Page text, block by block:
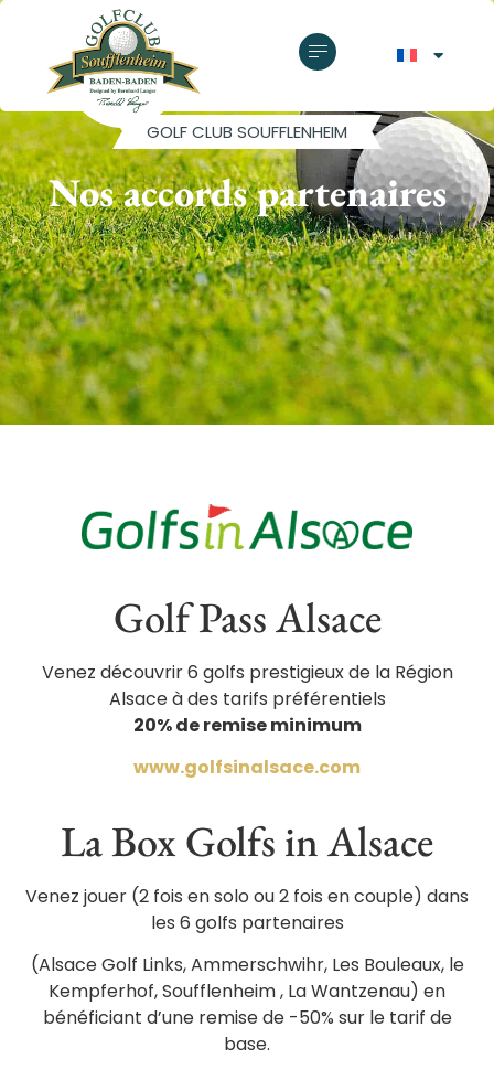
GOLF CLUB SOUFFLENHEIM
Nos accords partenaires
Golf Pass Alsace
Venez découvrir 6 golfs prestigieux de la Région
Alsace à des tarifs préférentiels
20% de remise minimum
www.golfsinalsace.com
La Box Golfs in Alsace
Venez jouer (2 fois en solo ou 2 fois en couple) dans
les 6 golfs partenaires
(Alsace Golf Links, Ammerschwihr, Les Bouleaux, le
Kempferhof, Soufflenheim , La Wantzenau) en
bénéficiant d’une remise de -50% sur le tarif de
base.